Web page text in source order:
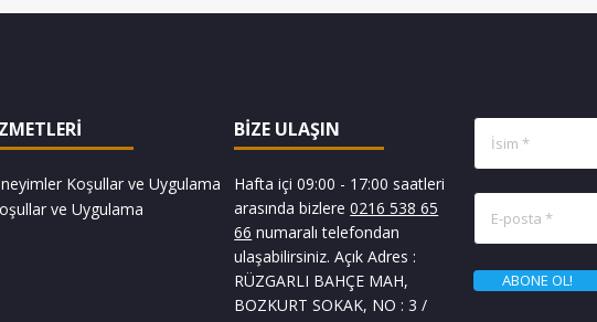
Koşullar ve Uygulama
ve Uygulama
BİZE ULAŞIN
Hafta içi 09:00 - 17:00 saatleri
arasında bizlere0216 538 65
66 numaralı telefondan
ulaşabilirsiniz.Açık Adres :
RÜZGARLI BAHÇE MAH,
BOZKURT SOKAK, NO : 3 /